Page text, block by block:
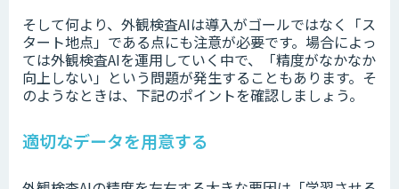
そして何より、外観検査AIは導入がゴールではなく「ス
タート地点」である点にも注意が必要です。場合によっ
ては外観検査AIを運用していく中で、「精度がなかなか
向上しない」という問題が発生することもあります。そ
のようなときは、下記のポイントを確認しましょう。
適切なデータを用意する